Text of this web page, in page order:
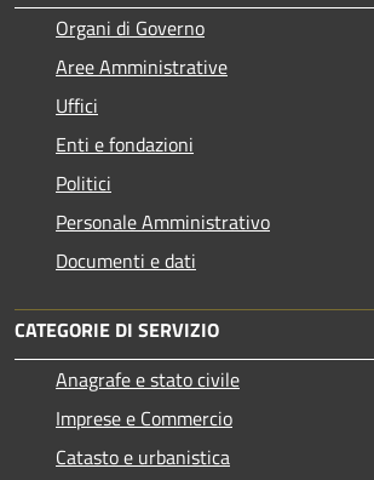
Organi di Governo
Aree Amministrative
Uffici
Enti e fondazioni
Politici
Personale Amministrativo
Documenti e dati
CATEGORIE DI SERVIZIO
Anagrafe e stato civile
Imprese e Commercio
Catasto e urbanistica